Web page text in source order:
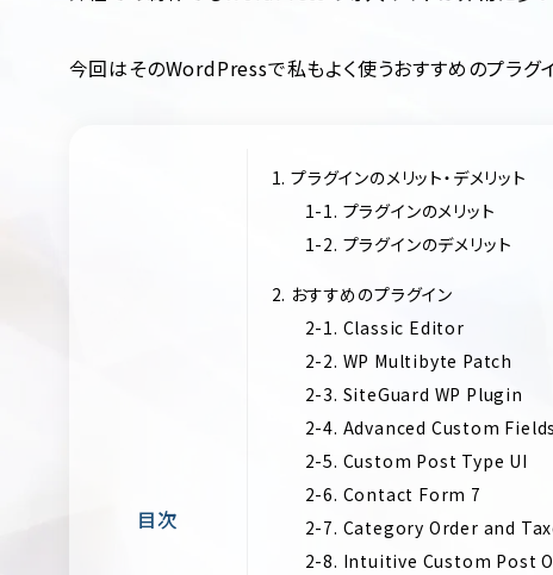
今回はそのWordPressで私もよく使うおすすめのプラグ
目次
1. プラグインのメリット・デメリット
1-1. プラグインのメリット
1-2. プラグインのデメリット
2. おすすめのプラグイン
2-1. Classic Editor
2-2. WP Multibyte Patch
2-3. SiteGuard WP Plugin
2-4. Advanced Custom Fields
2-5. Custom Post Type UI
2-6. Contact Form 7
2-7. Category Order and
2-8. Intuitive Custom Post